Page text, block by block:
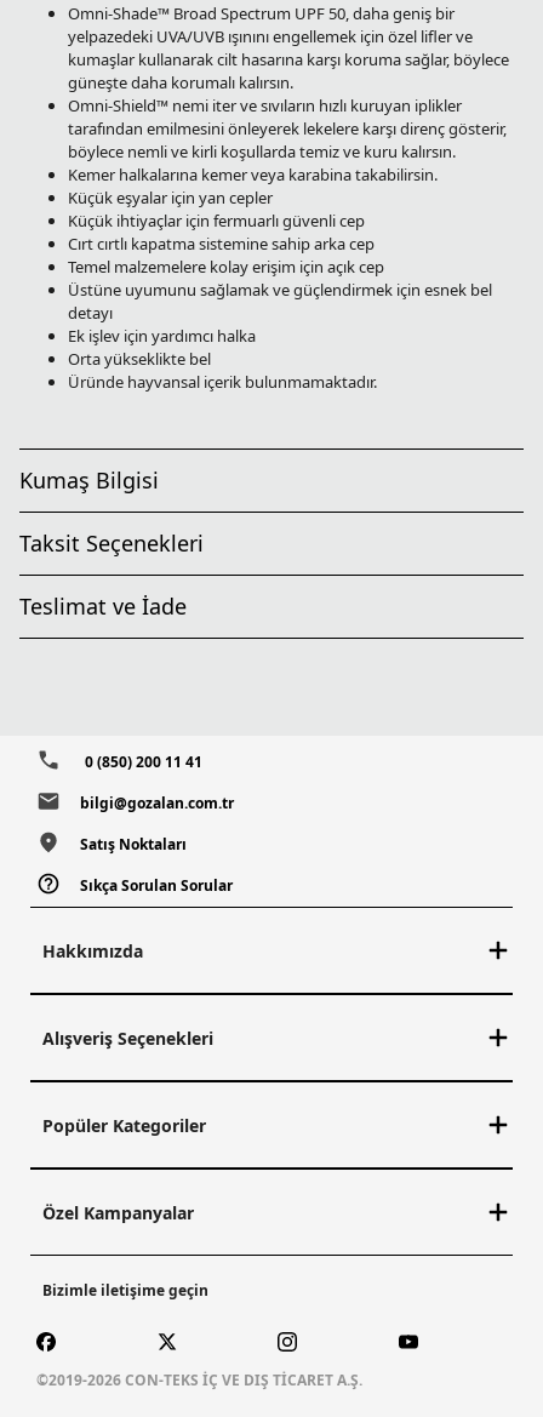
Omni-Shade™ Broad Spectrum UPF 50, daha geniş bir
yelpazedeki UVA/UVB ışınını engellemek için özel lifler ve
kumaşlar kullanarak cilt hasarına karşı koruma sağlar, böylece
güneşte daha korumalı kalırsın.
Omni-Shield™ nemi iter ve sıvıların hızlı kuruyan iplikler
tarafından emilmesini önleyerek lekelere karşı direnç gösterir,
böylece nemli ve kirli koşullarda temiz ve kuru kalırsın.
Kemer halkalarına kemer veya karabina takabilirsin.
Küçük eşyalar için yan cepler
Küçük ihtiyaçlar için fermuarlı güvenli cep
Cırt cırtlı kapatma sistemine sahip arka cep
Temel malzemelere kolay erişim için açık cep
Üstüne uyumunu sağlamak ve güçlendirmek için esnek bel
detayı
Ek işlev için yardımcı halka
Orta yükseklikte bel
Üründe hayvansal içerik bulunmamaktadır.
Kumaş Bilgisi
Taksit Seçenekleri
Teslimat ve İade
0 (850) 200 11 41
bilgi@gozalan.com.tr
Satış Noktaları
Sıkça Sorulan Sorular
Hakkımızda
Alışveriş Seçenekleri
Popüler Kategoriler
Özel Kampanyalar
Bizimle iletişime geçin
©2019-2026 CON-TEKS İÇ VE DIŞ TİCARET A.Ş.